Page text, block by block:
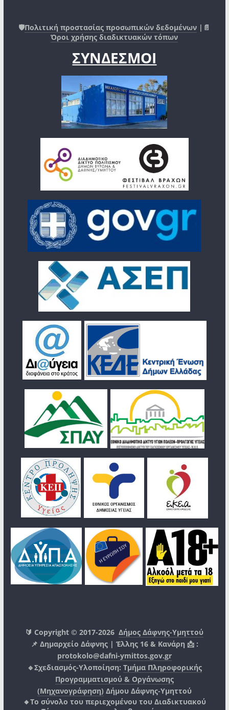
🛡️Πολιτική προστασίας προσωπικών δεδομένων |📄
Όροι χρήσης διαδικτυακών τόπων
ΣΥΝΔΕΣΜΟΙ
🔰 Copyright © 2017-2026Δήμος Δάφνης-Υμηττού
📌 Δημαρχείο Δάφνης | Έλλης 16 & Κανάρη 📩 :
protokolo@dafni-ymittos.gov.gr
🔹Σχεδιασμός-Υλοποίηση: Τμήμα Πληροφορικής
Προγραμματισμού & Οργάνωσης
(Μηχανογράφηση) Δήμου Δάφνης-Υμηττού
🔸Το σύνολο του περιεχομένου του Διαδικτυακού